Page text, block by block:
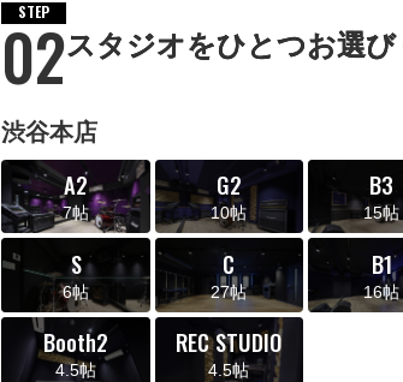
STEP
02スタジオをひとつお選
渋谷本店
A2
7帖
G2
10帖
B3
15帖
S
6帖
C
27帖
B1
16帖
Booth2
4.5帖
REC STUDIO
4.5帖